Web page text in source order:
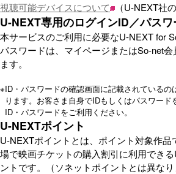
視聴可能デバイスについて
（U-NEXT社
U-NEXT専用のログインID／パスワ
本サービスのご利用に必要なU-NEXT for
パスワードは、マイページまたはSo-net
ます。
※ID・パスワードの確認画面に記載されている
ります。お客さま自身でIDもしくはパスワー
ID・パスワードをご利用ください。
U-NEXTポイント
U-NEXTポイントとは、ポイント対象作
場で映画チケットの購入割引に利用でき
ントです。（ソネットポイントとは異なり